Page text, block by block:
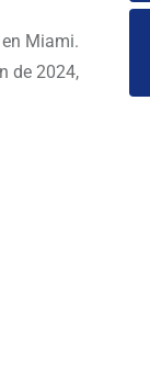
Miami.
de 2024,